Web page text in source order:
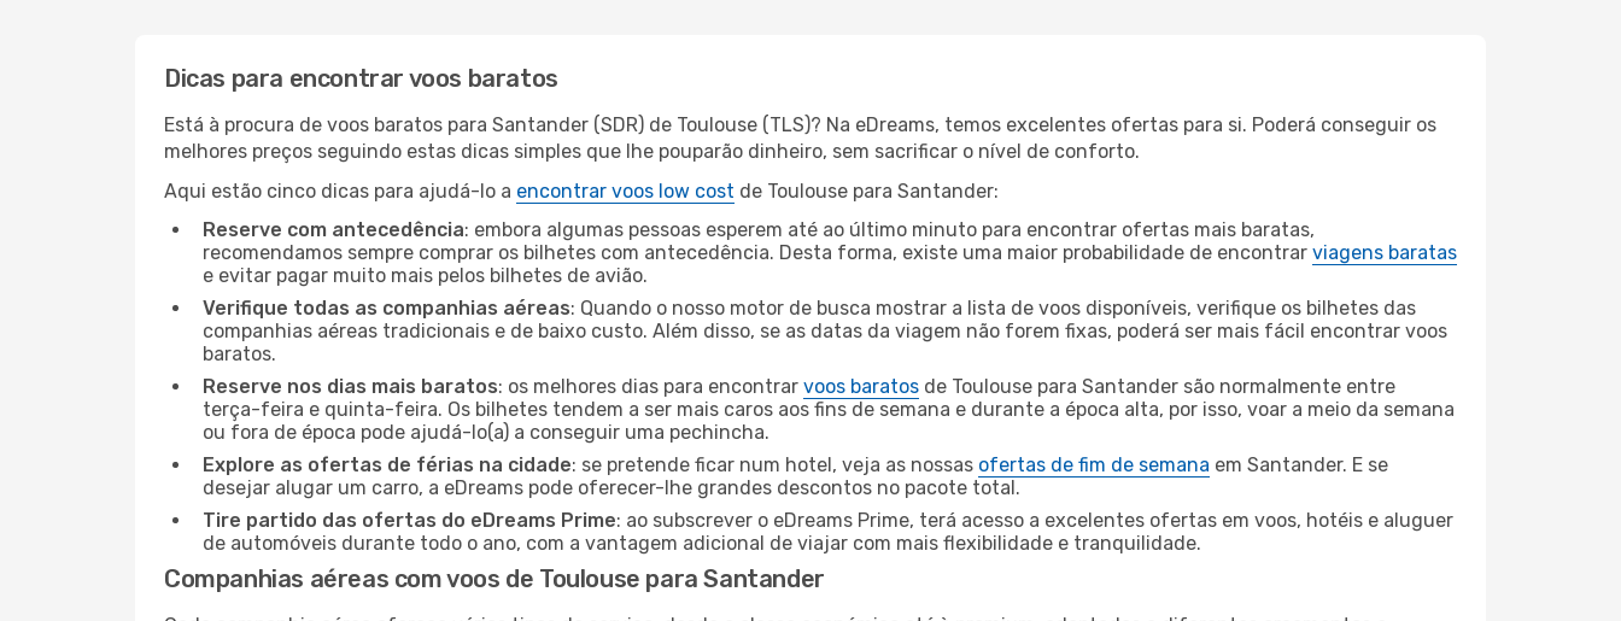
Dicas para encontrar voos baratos
Está à procura de voos baratos para Santander (SDR) de Toulouse (TLS)? Na eDreams, temos excelentes ofertas para si. Poderá conseguir os
melhores preços seguindo estas dicas simples que lhe pouparão dinheiro, sem sacrificar o nível de conforto.
Aqui estão cinco dicas para ajudá-lo a encontrar voos low cost de Toulouse para Santander:
Reserve com antecedência: embora algumas pessoas esperem até ao último minuto para encontrar ofertas mais baratas,
recomendamos sempre comprar os bilhetes com antecedência. Desta forma, existe uma maior probabilidade de encontrar viagens baratas
e evitar pagar muito mais pelos bilhetes de avião.
Verifique todas as companhias aéreas: Quando o nosso motor de busca mostrar a lista de voos disponíveis, verifique os bilhetes das
companhias aéreas tradicionais e de baixo custo. Além disso, se as datas da viagem não forem fixas, poderá ser mais fácil encontrar voos
baratos.
Reserve nos dias mais baratos: os melhores dias para encontrar voos baratos de Toulouse para Santander são normalmente entre
terça-feira e quinta-feira. Os bilhetes tendem a ser mais caros aos fins de semana e durante a época alta, por isso, voar a meio da semana
ou fora de época pode ajudá-lo(a) a conseguir uma pechincha.
Explore as ofertas de férias na cidade: se pretende ficar num hotel, veja as nossas ofertas de fim de semana em Santander. E se
desejar alugar um carro, a eDreams pode oferecer-lhe grandes descontos no pacote total.
Tire partido das ofertas do eDreams Prime: ao subscrever o eDreams Prime, terá acesso a excelentes ofertas em voos, hotéis e aluguer
de automóveis durante todo o ano, com a vantagem adicional de viajar com mais flexibilidade e tranquilidade.
Companhias aéreas com voos de Toulouse para Santander